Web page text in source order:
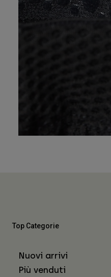
Top Categorie
Nuovi arrivi
Più venduti